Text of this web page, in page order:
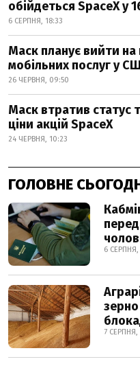
обійдеться SpaceX у
6 СЕРПНЯ, 18:33
Маск планує вийти
мобільних послуг у
26 ЧЕРВНЯ, 09:50
Маск втратив статус
ціни акцій SpaceX
24 ЧЕРВНЯ, 10:23
ГОЛОВНЕ
6 СЕРПНЯ,
7 СЕРПНЯ,